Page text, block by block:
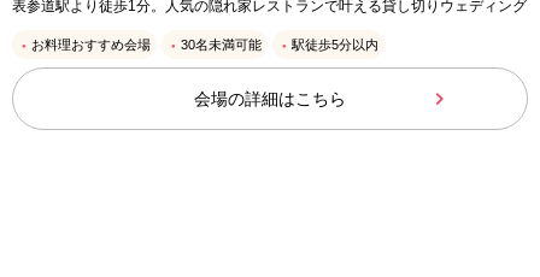
表参道駅より徒歩1分。人気の隠れ家レストランで叶える貸し切りウェディング
お料理おすすめ会場 30名未満可能 駅徒歩5分以内
会場の詳細はこちら